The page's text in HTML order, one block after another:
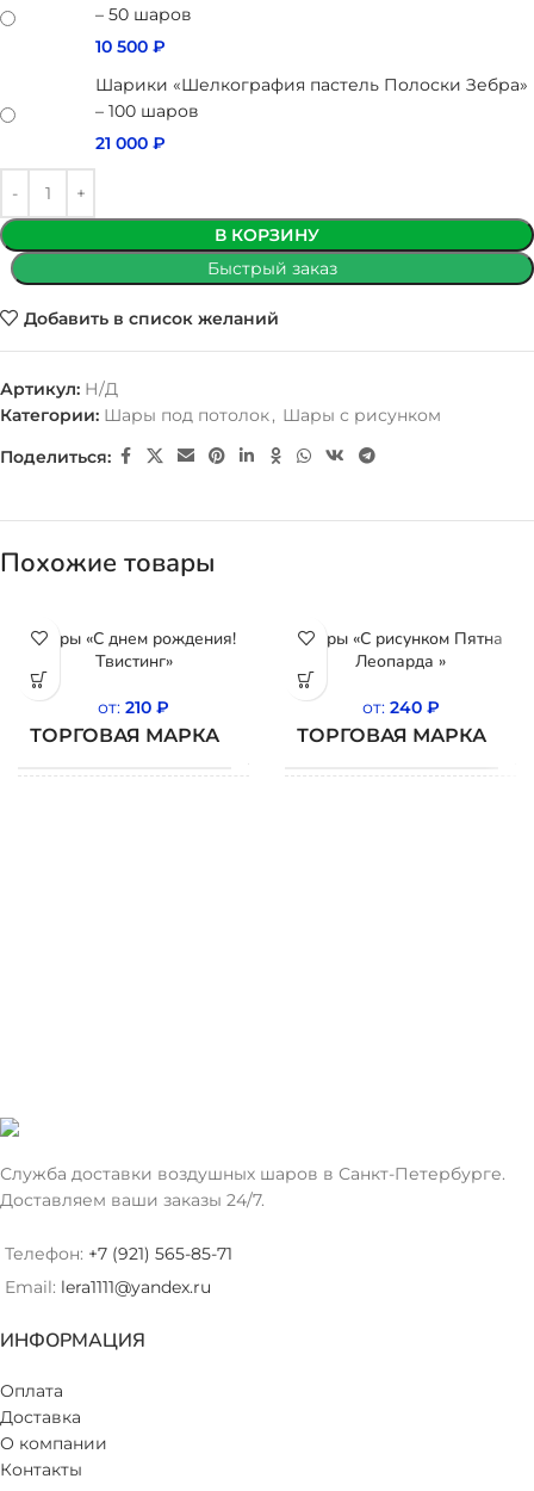
– 50 шаров
10 500 ₽
Шарики «Шелкография пастель Полоски Зебра»
– 100 шаров
21 000 ₽
В КОРЗИНУ
Быстрый заказ
Добавить в список желаний
Артикул: Н/Д
Категории: Шары под потолок, Шары с рисунком
Поделиться:
Похожие товары
Шары «С днем рождения!
Твистинг»
от: 210 ₽
ТОРГОВАЯ МАРКА BELBAL
Шары «С рисунком Пятна
Леопарда »
от: 240 ₽
ТОРГОВАЯ МАРКА
Служба доставки воздушных шаров в Санкт-Петербурге.
Доставляем ваши заказы 24/7.
Телефон: +7 (921) 565-85-71
Email: lera1111@yandex.ru
ИНФОРМАЦИЯ
Оплата
Доставка
О компании
Контакты